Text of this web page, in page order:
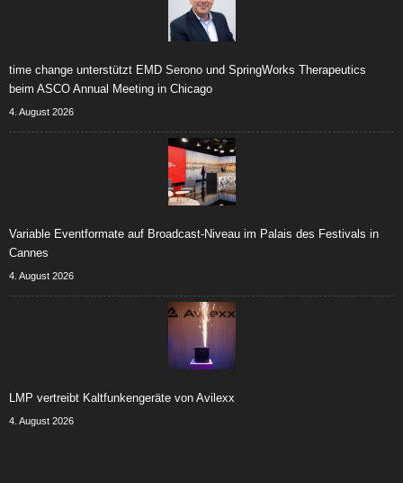
time change unterstützt EMD Serono und SpringWorks Therapeutics
beim ASCO Annual Meeting in Chicago
4. August 2026
Variable Eventformate auf Broadcast-Niveau im Palais des Festivals in
Cannes
4. August 2026
LMP vertreibt Kaltfunkengeräte von Avilexx
4. August 2026